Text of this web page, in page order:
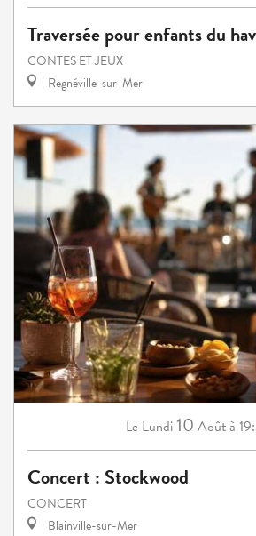
Traversée pour enfants du
CONTES ET JEUX
Regnéville-sur-Mer
Le Lundi 10 Aoûtà
Concert : Stockwood
CONCERT
Blainville-sur-Mer